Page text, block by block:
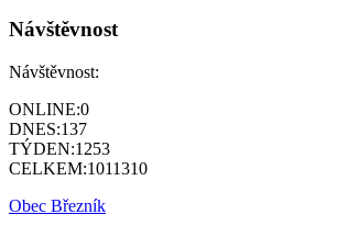
Návštěvnost
Návštěvnost:
ONLINE:0
DNES:137
TÝDEN:1253
CELKEM:1011310
Obec Březník